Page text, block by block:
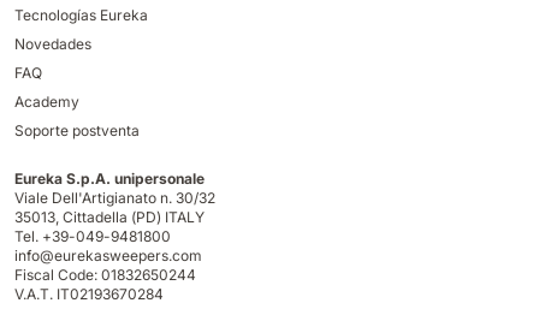
Tecnologías Eureka
Novedades
FAQ
Academy
Soporte postventa
Eureka S.p.A. unipersonale
Viale Dell'Artigianato n. 30/32
35013, Cittadella (PD) ITALY
Tel. +39-049-9481800
info@eurekasweepers.com
Fiscal Code: 01832650244
V.A.T. IT02193670284